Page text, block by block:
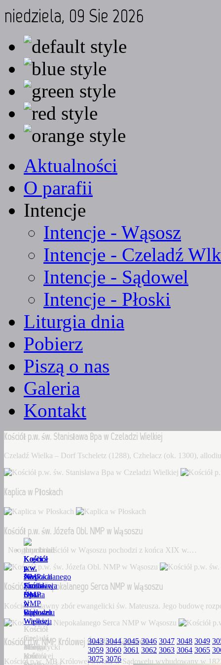
niedziela, 09 Sie 2026
Aktualności
O parafii
Intencje
Intencje - Wąsosz
Intencje - Czeladź
Intencje - Sądowel
Intencje - Płoski
Liturgia dnia
Pobierz
Piszą o nas
Galeria
Kontakt
Kościół p.w. św. Stanisława Bpa w Czeladzi Wielkiej
Czeladź Wielka – Dorf Tscheletz (1288), Czhelacz (ok. 1300),
Kaplica w Płoskach
Kościół p.w. św. Józefa Obl. NMP w Wąsoszu
Neogotycki kościół w Wąsoszu pochodzi z końca XIX w.…
Kościół p.w. Niepokalanego Serca NMP w Wąsoszu
Kościół to dawny zbór ewangelicki św. Mateusza. Jego budowę
Kościół p.w. NMP Królowej Świata w Sądowelu
Kościół p.w. MB Królowej Świata w Sądowelu wybudowany w
Kościół
p.w.
św.
Stanisława
Bpa
w
Czeladzi
Wielkiej
Czeladź
Wielka
–
Kaplica
w
Płoskach
Kościół
p.w.
św.
Józefa
Obl.
NMP
w
Wąsoszu
Neogotycki
kościół
Kościół
p.w.
Niepokalanego
Serca
NMP
w
Wąsoszu
Kościół
to
dawny
zbór
Kościół
p.w.
NMP
Królowej
Świata
w
Sądowelu
Kościół
p.w.
MB
Królowej
3043 3044 3045 3046 3047 3048 3049
3059 3060 3061 3062 3063 3064 3065
3075 3076